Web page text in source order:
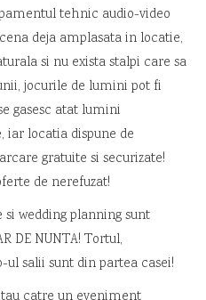
tehnic audio-video
deja amplasata in locatie,
si nu exista stalpi care sa
jocurile de lumini pot fi
gasesc atat lumini
locatia dispune de
gratuite si securizate!
de nerefuzat!
wedding planning sunt
DE NUNTA! Tortul,
salii sunt din partea casei!